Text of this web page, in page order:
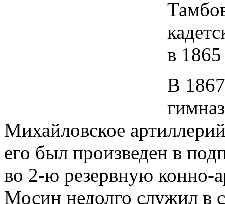
в
В
Михайловское
его был произведен в
во 2-ю резервную конно-
Мосин недолго служил в